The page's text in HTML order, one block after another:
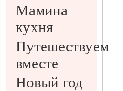
Мамина
кухня
Путешествуем
вместе
Новый год